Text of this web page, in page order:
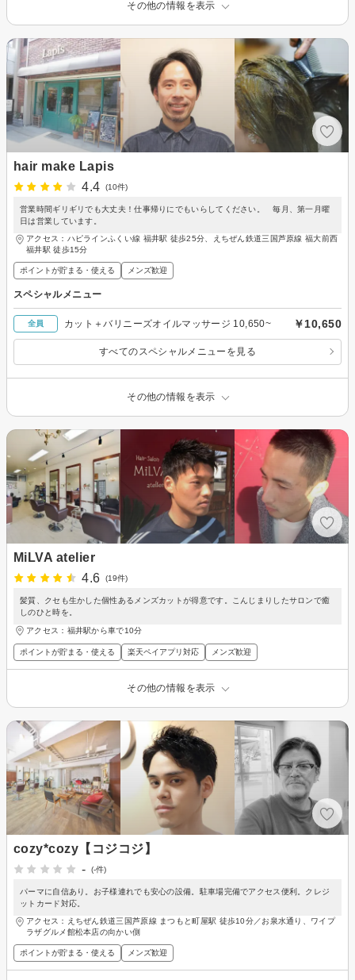
その他の情報を表示
hair make Lapis
4.4
(10件)
営業時間ギリギリでも大丈夫！仕事帰りにでもいらしてください。 毎月、第一月曜
日は営業しています。
アクセス：ハピラインふくい線 福井駅 徒歩25分、えちぜん鉄道三国芦原線 福大前西
福井駅 徒歩15分
ポイントが貯まる・使える メンズ歓迎
スペシャルメニュー
全員 カット＋バリニーズオイルマッサージ 10,650~ ￥10,650
すべてのスペシャルメニューを見る
その他の情報を表示
MiLVA atelier
4.6
(19件)
髪質、クセも生かした個性あるメンズカットが得意です。こんじまりしたサロンで癒
しのひと時を。
アクセス：福井駅から車で10分
ポイントが貯まる・使える 楽天ペイアプリ対応 メンズ歓迎
その他の情報を表示
cozy*cozy【コジコジ】
-
(-件)
パーマに自信あり。お子様連れでも安心の設備。駐車場完備でアクセス便利。クレジ
ットカード対応。
アクセス：えちぜん鉄道三国芦原線 まつもと町屋駅 徒歩10分／お泉水通り、ワイプ
ラザグルメ館松本店の向かい側
ポイントが貯まる・使える メンズ歓迎